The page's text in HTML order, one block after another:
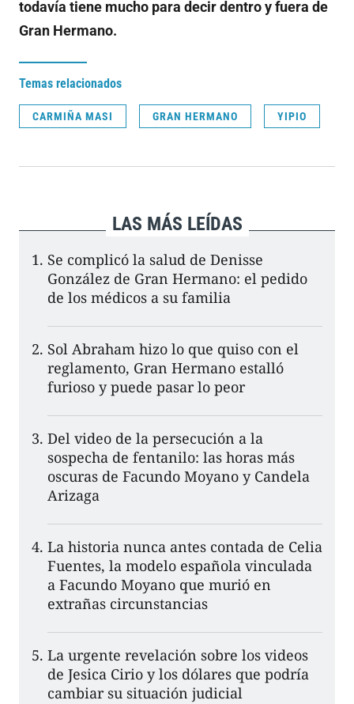
todavía tiene mucho para decir dentro y fuera de
Gran Hermano.
Temas relacionados
CARMIÑA MASI GRAN HERMANO YIPIO
LAS MÁS LEÍDAS
Se complicó la salud de Denisse
González de Gran Hermano: el pedido
de los médicos a su familia
Sol Abraham hizo lo que quiso con el
reglamento, Gran Hermano estalló
furioso y puede pasar lo peor
Del video de la persecución a la
sospecha de fentanilo: las horas más
oscuras de Facundo Moyano y Candela
Arizaga
La historia nunca antes contada de Celia
Fuentes, la modelo española vinculada
a Facundo Moyano que murió en
extrañas circunstancias
La urgente revelación sobre los videos
de Jesica Cirio y los dólares que podría
cambiar su situación judicial